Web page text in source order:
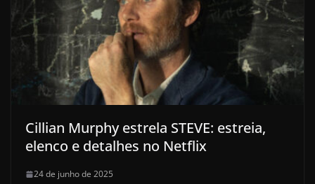
Cillian Murphy estrela STEVE: estreia,
elenco e detalhes no Netflix
24 de junho de 2025